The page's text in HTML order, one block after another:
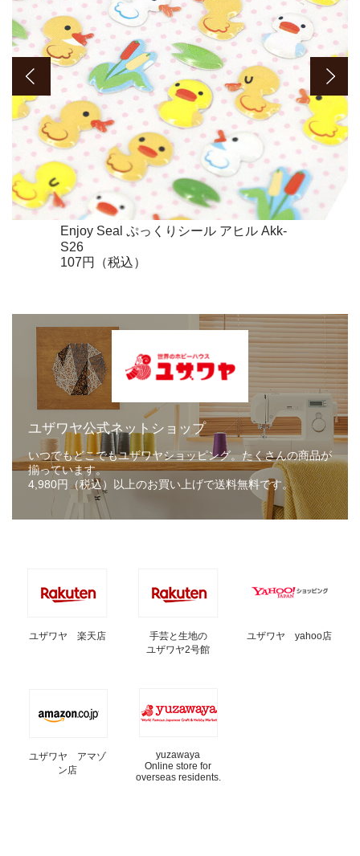
Enjoy Seal ぷっくりシール アヒル Akk-
S26
107円（税込）
ユザワヤ公式ネットショップ
いつでもどこでもユザワヤショッピング。たくさんの商品が
揃っています。
4,980円（税込）以上のお買い上げで送料無料です。
ユザワヤ 楽天店
手芸と生地の
ユザワヤ2号館
ユザワヤ yahoo店
ユザワヤ アマゾ
ン店
yuzawaya
Online store for
overseas residents.